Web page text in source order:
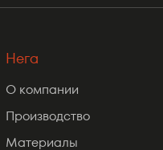
Нега
О компании
Производство
Материалы